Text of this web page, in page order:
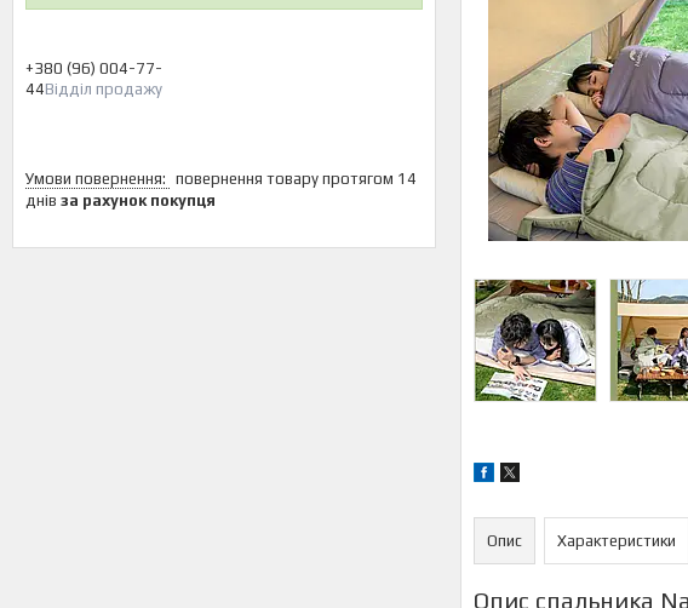
+380 (96) 004-77-
44Відділ продажу
повернення товару протягом 14
днів за рахунок покупця
Опис Характеристики
Опис спальника